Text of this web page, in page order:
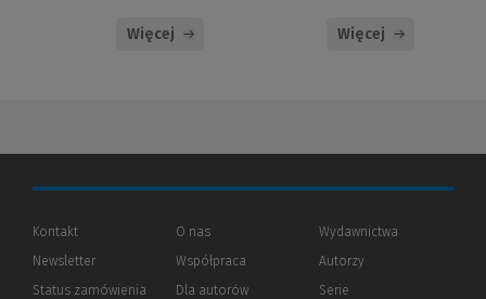
Więcej Więcej
Kontakt
Newsletter
Status zamówienia
O nas
Współpraca
Dla autorów(Nowe
(Link
Wydawnictwa
Autorzy
Serie